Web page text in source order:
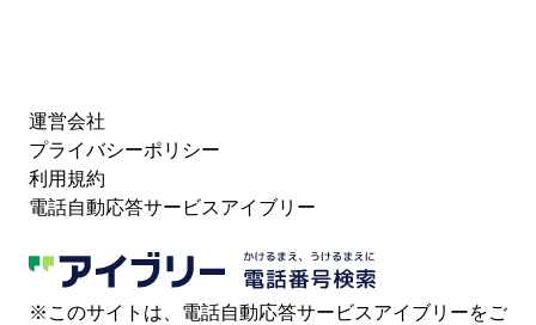
運営会社
プライバシーポリシー
利用規約
電話自動応答サービスアイブリー
※このサイトは、電話自動応答サービスアイブリーをご